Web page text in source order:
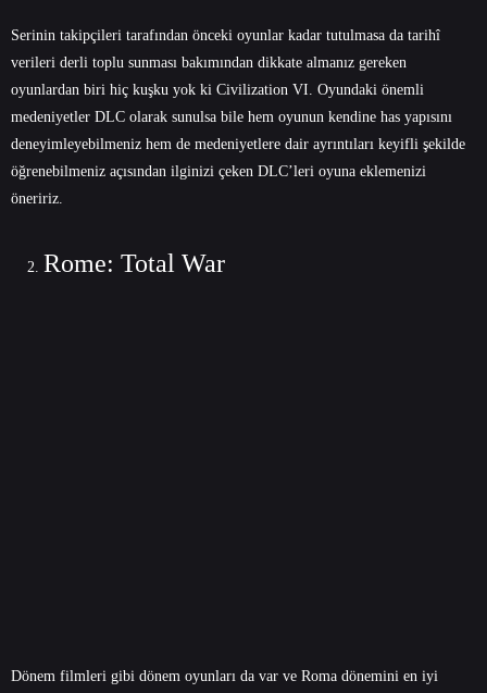
Serinin takipçileri tarafından önceki oyunlar kadar tutulmasa da tarihî
verileri derli toplu sunması bakımından dikkate almanız gereken
oyunlardan biri hiç kuşku yok ki Civilization VI. Oyundaki önemli
medeniyetler DLC olarak sunulsa bile hem oyunun kendine has yapısını
deneyimleyebilmeniz hem de medeniyetlere dair ayrıntıları keyifli şekilde
öğrenebilmeniz açısından ilginizi çeken DLC’leri oyuna eklemenizi
öneririz.
Rome: Total War
Dönem filmleri gibi dönem oyunları da var ve Roma dönemini en iyi